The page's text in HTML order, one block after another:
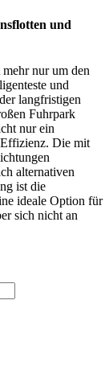
und
nur um den
und
langfristigen
Fuhrpark
nur ein
Die mit
alternativen
ist die
ideale Option für
sich nicht an